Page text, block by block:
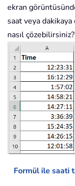
ekran
saat veya
nasıl çözebilirsiniz?
Formül ile saati